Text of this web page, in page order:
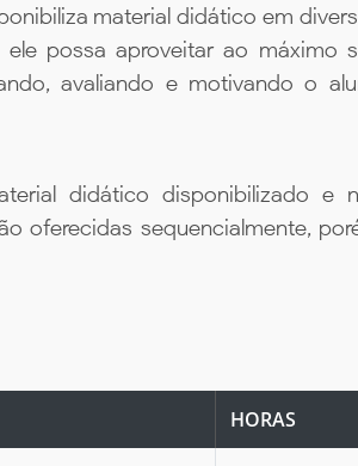
material didático em
possa aproveitar ao máximo
avaliando e motivando o
didático disponibilizado e
oferecidas sequencialmente,
HORAS